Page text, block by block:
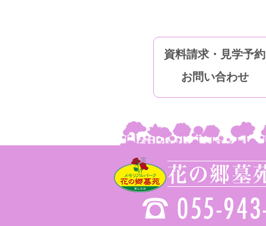
資料請求・見学予約
お問い合わせ